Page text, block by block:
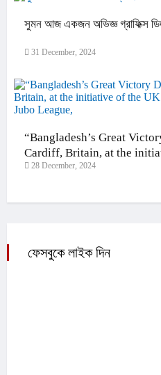
সুমন আজ একজন অভিজ্ঞ গ্রাফিক্স
31 December, 2024
“Bangladesh’s Great
Cardiff, Britain, at the
Awami League and Jubo
28 December, 2024
ফেসবুকে লাইক দিন